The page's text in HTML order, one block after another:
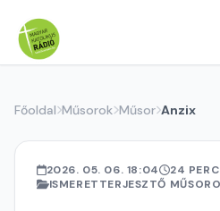
Főoldal Műsorok Műsor Anzix
2026. 05. 06. 18:04
24 PERC
ISMERETTERJESZTŐ